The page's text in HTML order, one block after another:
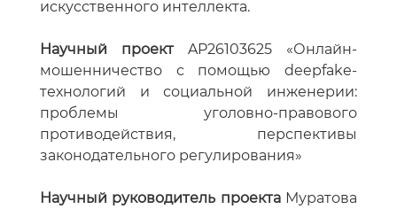
искусственного интеллекта.
Научный проектAP26103625 «Онлайн-
мошенничество с помощью deepfake-
технологий и социальной инженерии:
проблемы уголовно-правового
противодействия, перспективы
законодательного регулирования»
Научный руководитель проектаМуратова